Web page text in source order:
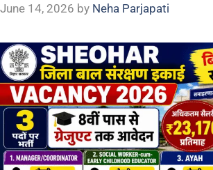
June 14, 2026 by Neha Parjapati